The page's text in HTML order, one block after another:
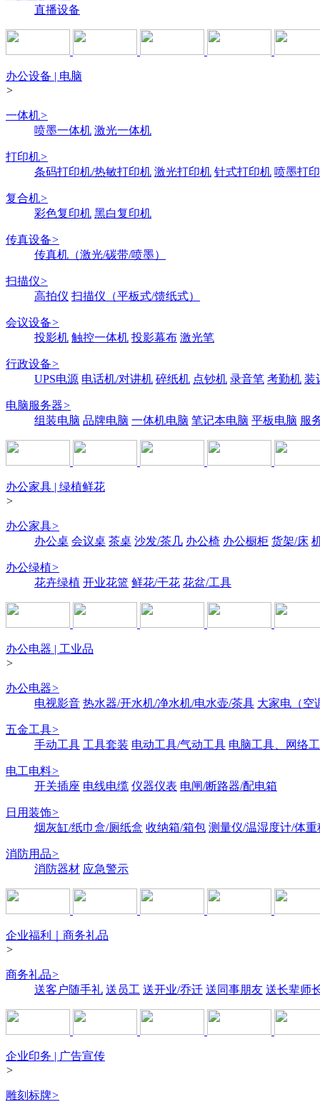
直播设备
办公设备 | 电脑
>
一体机>
喷墨一体机 激光一体机
打印机>
条码打印机/热敏打印机 激光打印机 针式打印机 喷墨打
复合机>
彩色复印机 黑白复印机
传真设备>
传真机（激光/碳带/喷墨）
扫描仪>
高拍仪 扫描仪（平板式/馈纸式）
会议设备>
投影机 触控一体机 投影幕布 激光笔
行政设备>
UPS电源 电话机/对讲机 碎纸机 点钞机 录音笔 考勤机 装
电脑服务器>
组装电脑 品牌电脑 一体机电脑 笔记本电脑 平板电脑 服
办公家具 | 绿植鲜花
>
办公家具>
办公桌 会议桌 茶桌 沙发/茶几 办公椅 办公橱柜 货架/床
办公绿植>
花卉绿植 开业花篮 鲜花/干花 花盆/工具
办公电器 | 工业品
>
办公电器>
电视影音 热水器/开水机/净水机/电水壶/茶具 大家电（空
五金工具>
手动工具 工具套装 电动工具/气动工具 电脑工具、网络
电工电料>
开关插座 电线电缆 仪器仪表 电闸/断路器/配电箱
日用装饰>
烟灰缸/纸巾盒/厕纸盒 收纳箱/箱包 测量仪/温湿度计/体重
消防用品>
消防器材 应急警示
企业福利｜商务礼品
>
商务礼品>
送客户随手礼 送员工 送开业/乔迁 送同事朋友 送长辈师
企业印务 | 广告宣传
>
雕刻标牌>